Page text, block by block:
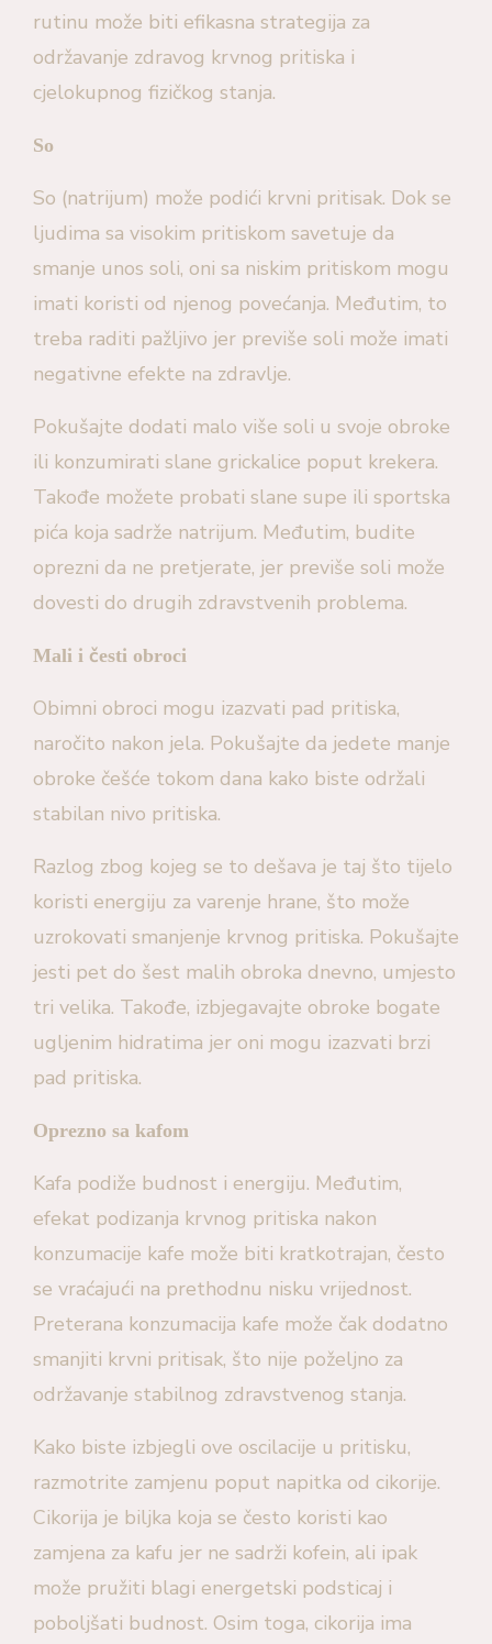
rutinu može biti efikasna strategija za
održavanje zdravog krvnog pritiska i
cjelokupnog fizičkog stanja.
So
So (natrijum) može podići krvni pritisak. Dok se
ljudima sa visokim pritiskom savetuje da
smanje unos soli, oni sa niskim pritiskom mogu
imati koristi od njenog povećanja. Međutim, to
treba raditi pažljivo jer previše soli može imati
negativne efekte na zdravlje.
Pokušajte dodati malo više soli u svoje obroke
ili konzumirati slane grickalice poput krekera.
Takođe možete probati slane supe ili sportska
pića koja sadrže natrijum. Međutim, budite
oprezni da ne pretjerate, jer previše soli može
dovesti do drugih zdravstvenih problema.
Mali i česti obroci
Obimni obroci mogu izazvati pad pritiska,
naročito nakon jela. Pokušajte da jedete manje
obroke češće tokom dana kako biste održali
stabilan nivo pritiska.
Razlog zbog kojeg se to dešava je taj što tijelo
koristi energiju za varenje hrane, što može
uzrokovati smanjenje krvnog pritiska. Pokušajte
jesti pet do šest malih obroka dnevno, umjesto
tri velika. Takođe, izbjegavajte obroke bogate
ugljenim hidratima jer oni mogu izazvati brzi
pad pritiska.
Oprezno sa kafom
Kafa podiže budnost i energiju. Međutim,
efekat podizanja krvnog pritiska nakon
konzumacije kafe može biti kratkotrajan, često
se vraćajući na prethodnu nisku vrijednost.
Preterana konzumacija kafe može čak dodatno
smanjiti krvni pritisak, što nije poželjno za
održavanje stabilnog zdravstvenog stanja.
Kako biste izbjegli ove oscilacije u pritisku,
razmotrite zamjenu poput napitka od cikorije.
Cikorija je biljka koja se često koristi kao
zamjena za kafu jer ne sadrži kofein, ali ipak
može pružiti blagi energetski podsticaj i
poboljšati budnost. Osim toga, cikorija ima